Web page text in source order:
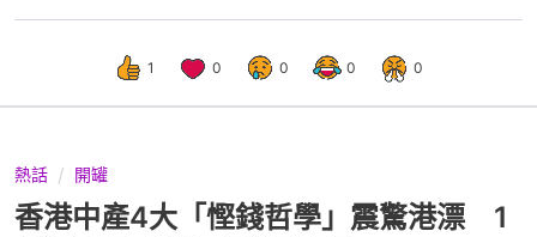
1 0 0 0 0
熱話 開罐
香港中產4大「慳錢哲學」震驚港漂 1